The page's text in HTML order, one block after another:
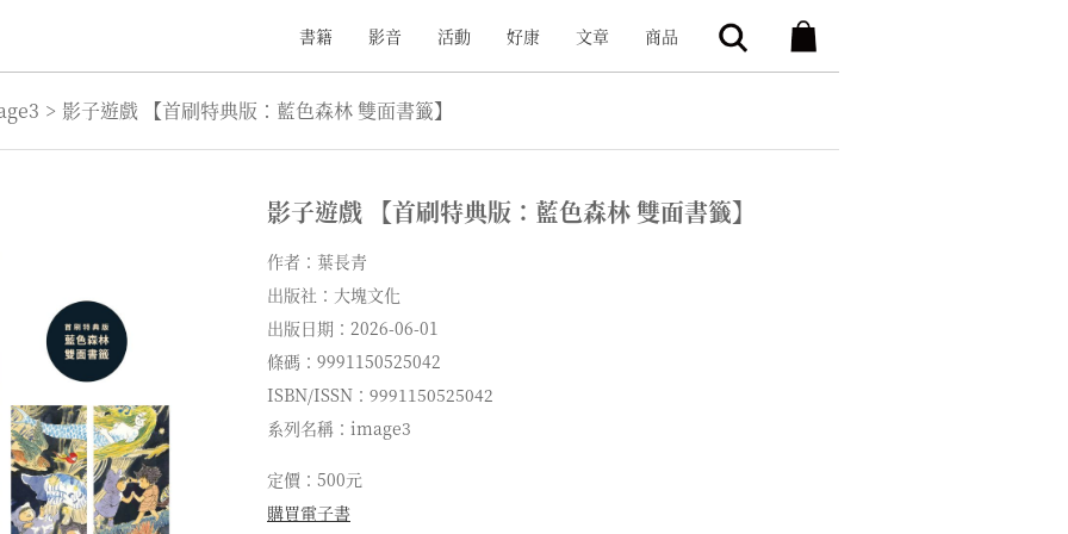
書籍 影音 活動 好康 文章 商品
> 影子遊戲 【首刷特典版：藍色森林 雙面書籤】
影子遊戲 【首刷特典版：藍色森林 雙面書籤】
作者：葉長青
出版社：大塊文化
出版日期：2026-06-01
條碼：9991150525042
ISBN/ISSN：9991150525042
系列名稱：image3
定價：500元
購買電子書